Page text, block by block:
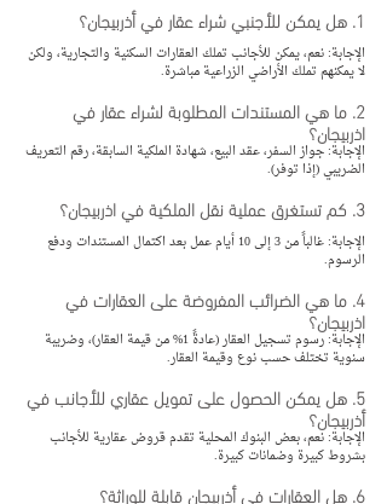
1. هل يمكن للأجنبي شراء عقار في أذربيجان؟
الإجابة: نعم، يمكن للأجانب تملك العقارات السكنية والتجارية، ولكن
لا يمكنهم تملك الأراضي الزراعية مباشرة.
2. ما هي المستندات المطلوبة لشراء عقار في
اذربيجان؟
الإجابة: جواز السفر، عقد البيع، شهادة الملكية السابقة، رقم التعريف
الضريبي (إذا توفر).
3. كم تستغرق عملية نقل الملكية في اذربيجان؟
الإجابة: غالباً من 3 إلى 10 أيام عمل بعد اكتمال المستندات ودفع
الرسوم.
4. ما هي الضرائب المفروضة على العقارات في
اذربيجان؟
الإجابة: رسوم تسجيل العقار (عادةً 1% من قيمة العقار)، وضريبة
سنوية تختلف حسب نوع وقيمة العقار.
5. هل يمكن الحصول على تمويل عقاري للأجانب في
أذربيجان؟
الإجابة: نعم، بعض البنوك المحلية تقدم قروض عقارية للأجانب
بشروط كبيرة وضمانات كبيرة.
6. هل العقارات في أذربيجان قابلة للوراثة؟